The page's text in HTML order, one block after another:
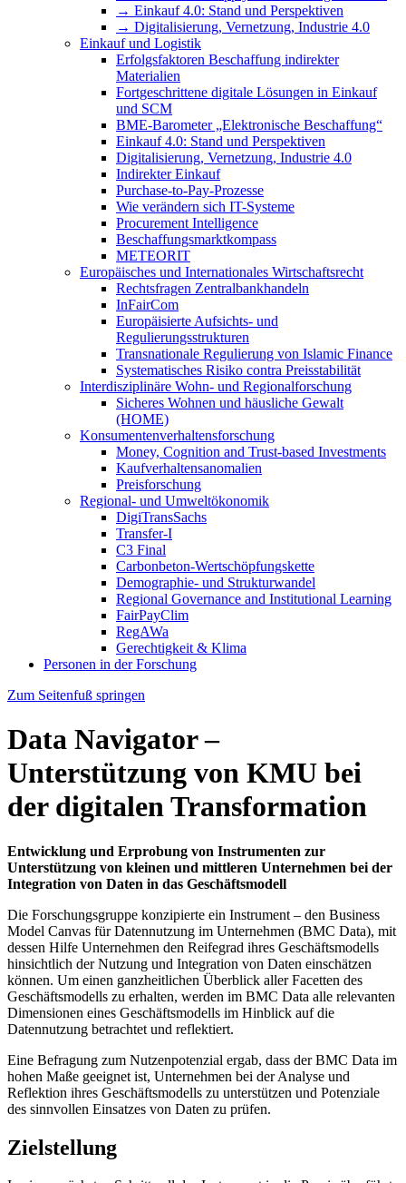
→ Einkauf 4.0: Stand und Perspektiven
→ Digitalisierung, Vernetzung, Industrie 4.0
Einkauf und Logistik
Erfolgsfaktoren Beschaffung indirekter
Materialien
Fortgeschrittene digitale Lösungen in Einkauf
und SCM
BME-Barometer „Elektronische Beschaffung“
Einkauf 4.0: Stand und Perspektiven
Digitalisierung, Vernetzung, Industrie 4.0
Indirekter Einkauf
Purchase-to-Pay-Prozesse
Wie verändern sich IT-Systeme
Procurement Intelligence
Beschaffungsmarktkompass
METEORIT
Europäisches und Internationales Wirtschaftsrecht
Rechtsfragen Zentralbankhandeln
InFairCom
Europäisierte Aufsichts- und
Regulierungsstrukturen
Transnationale Regulierung von Islamic Finance
Systematisches Risiko contra Preisstabilität
Interdisziplinäre Wohn- und Regionalforschung
Sicheres Wohnen und häusliche Gewalt
(HOME)
Konsumenten­verhaltens­forschung
Money, Cognition and Trust-based Investments
Kaufverhaltensanomalien
Preisforschung
Regional- und Umweltökonomik
DigiTransSachs
Transfer-I
C3 Final
Carbonbeton-Wertschöpfungskette
Demographie- und Strukturwandel
Regional Governance and Institutional Learning
FairPayClim
RegAWa
Gerechtigkeit & Klima
Personen in der Forschung
Zum Seitenfuß springen
Data Navigator –
Unterstützung von KMU bei
der digitalen Transformation
Entwicklung und Erprobung von Instrumenten zur
Unterstützung von kleinen und mittleren Unternehmen bei der
Integration von Daten in das Geschäftsmodell
Die Forschungsgruppe konzipierte ein Instrument – den Business
Model Canvas für Datennutzung im Unternehmen (BMC Data), mit
dessen Hilfe Unternehmen den Reifegrad ihres Geschäftsmodells
hinsichtlich der Nutzung und Integration von Daten einschätzen
können. Um einen ganzheitlichen Überblick aller Facetten des
Geschäftsmodells zu erhalten, werden im BMC Data alle relevanten
Dimensionen eines Geschäftsmodells im Hinblick auf die
Datennutzung betrachtet und reflektiert.
Eine Befragung zum Nutzenpotenzial ergab, dass der BMC Data im
hohen Maße geeignet ist, Unternehmen bei der Analyse und
Reflektion ihres Geschäftsmodells zu unterstützen und Potenziale
des sinnvollen Einsatzes von Daten zu prüfen.
Zielstellung